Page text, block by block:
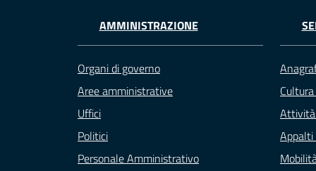
AMMINISTRAZIONE
Organi di governo
Aree amministrative
Uffici
Politici
Personale Amministrativo
Appalti